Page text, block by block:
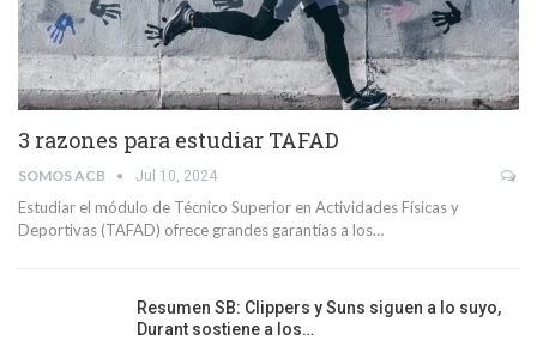
3 razones para estudiar TAFAD
SOMOS ACB Jul 10, 2024
Estudiar el módulo de Técnico Superior en Actividades Físicas y
Deportivas (TAFAD) ofrece grandes garantías a los…
Resumen SB: Clippers y Suns siguen a lo suyo,
Durant sostiene a los…